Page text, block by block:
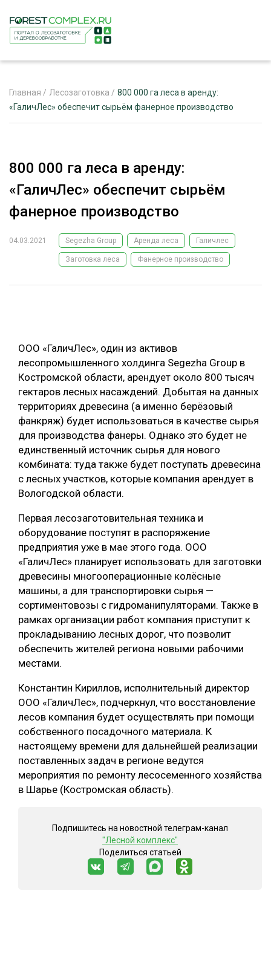
РЕКЛАМОДАТЕЛЯМ
ЛЕСНОЕ ХОЗЯЙСТВО
ЛЕСОЗАГОТОВКА
ОБРАБОТКА ДРЕВЕСИНЫ
ЛЕСОВОССТАНОВЛЕНИЕ И ЗАЩИТА
ЛОГИСТИКА
ПРОИЗВОДСТВО ДРЕВЕСНЫХ ПЛИТ
ЦБП
КОМПЛЕКСНАЯ ПЕРЕРАБОТКА
ДЕРЕВЯННОЕ ДОМОСТРОЕНИЕ
БЕЗОПАСНОЕ ПРОИЗВОДСТВО
СОРТИРОВКА ДРЕВЕСИНЫ
СУШКА ДРЕВЕСИНЫ
МЕБЕЛЬНОЕ ПРОИЗВОДСТВО
ТЕМАТИЧЕСКИЕ ПРОЕКТЫ
ЭКСПЕРТНОЕ МНЕНИЕ
Главная / Лесозаготовка / 800 000 га леса в аренду:
«ГаличЛес» обеспечит сырьём фанерное производство
800 000 га леса в аренду:
«ГаличЛес» обеспечит сырьём
фанерное производство
04.03.2021 Segezha Group Аренда леса Галичлес
Заготовка леса Фанерное производство
ООО «ГаличЛес», один из активов
лесопромышленного холдинга Segezha Group в
Костромской области, арендует около 800 тысяч
гектаров лесных насаждений. Добытая на данных
территориях древесина (а именно берёзовый
фанкряж) будет использоваться в качестве сырья
для производства фанеры. Однако это будет не
единственный источник сырья для нового
комбината: туда также будет поступать древесина
с лесных участков, которые компания арендует в
Вологодской области.
Первая лесозаготовительная техника и
оборудование поступят в распоряжение
предприятия уже в мае этого года. ООО
«ГаличЛес» планирует использовать для заготовки
древесины многооперационные колёсные
машины, а для транспортировки сырья —
сортиментовозы с гидроманипуляторами. Также в
рамках организации работ компания приступит к
прокладыванию лесных дорог, что позволит
обеспечить жителей региона новыми рабочими
местами.
Константин Кириллов, исполнительный директор
ООО «ГаличЛес», подчеркнул, что восстановление
лесов компания будет осуществлять при помощи
собственного посадочного материала. К
настоящему времени для дальнейшей реализации
поставленных задач в регионе ведутся
мероприятия по ремонту лесосеменного хозяйства
в Шарье (Костромская область).
Подпишитесь на новостной телеграм-канал
"Лесной комплекс"
Поделиться статьей